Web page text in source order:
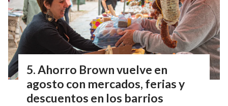
Ahorro Brown vuelve en
agosto con mercados, ferias y
descuentos en los barrios